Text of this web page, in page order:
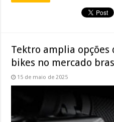
Tektro amplia opções
bikes no mercado
15 de maio de 2025